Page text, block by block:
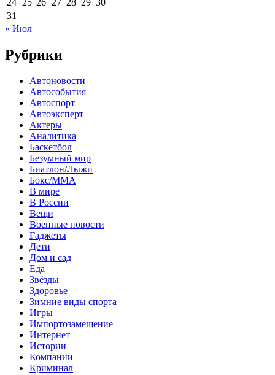
31
« Июл
Рубрики
Автоновости
Автособытия
Автоспорт
Автоэксперт
Актеры
Аналитика
Баскетбол
Безумный мир
Биатлон/Лыжи
Бокс/MMA
В мире
В России
Вещи
Военные новости
Гаджеты
Дети
Дом и сад
Еда
Звёзды
Здоровье
Зимние виды спорта
Игры
Импортозамещение
Интернет
Истории
Компании
Криминал